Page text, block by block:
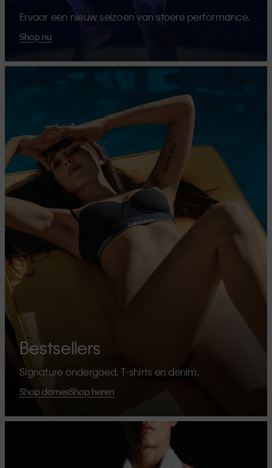
Ervaar een nieuw seizoen van stoere performance.
Shop nu
Bestsellers
Signature ondergoed, T-shirts en denim.
Shop damesShop heren